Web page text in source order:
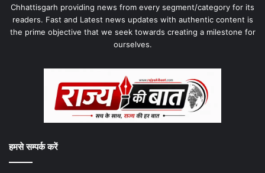
Chhattisgarh providing news from every segment/category for its
readers. Fast and Latest news updates with authentic content is
the prime objective that we seek towards creating a milestone for
ourselves.
हमसे सम्पर्क करें